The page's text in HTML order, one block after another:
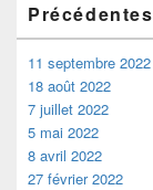
11 septembre 2022
18 août 2022
7 juillet 2022
5 mai 2022
8 avril 2022
27 février 2022